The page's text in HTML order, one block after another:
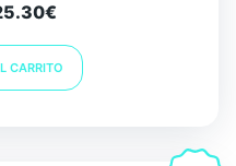
€
CARRITO